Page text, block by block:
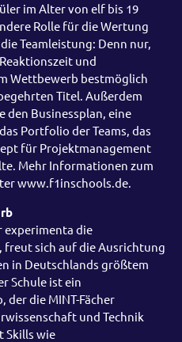
im Alter von elf bis 19
Rolle für die Wertung
Teamleistung: Denn nur,
und
Wettbewerb bestmöglich
Titel. Außerdem
den Businessplan, eine
Portfolio der Teams, das
für Projektmanagement
Mehr Informationen zum
www.f1inschools.de.
experimenta die
sich auf die Ausrichtung
in Deutschlands größtem
Schule ist ein
die MINT-Fächer
und Technik
Skills wie